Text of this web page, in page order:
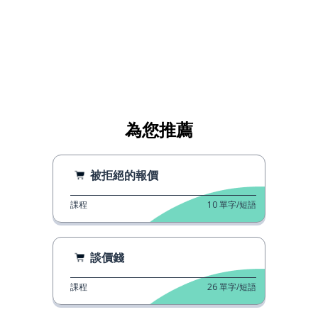
為您推薦
被拒絕的報價
課程 10單字/短語
談價錢
課程 26單字/短語